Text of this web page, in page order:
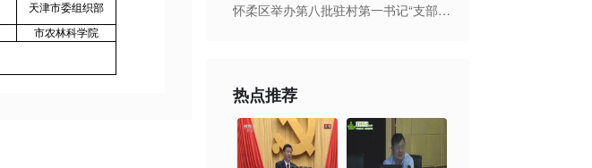
天津市委组织部
市农林科学院
怀柔区举办第八批驻村第一书记“支部分享荟”
热点推荐